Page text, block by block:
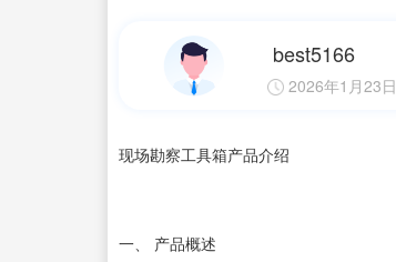
best5166
2026年1月23日
现场勘察工具箱产品介绍
一、 产品概述